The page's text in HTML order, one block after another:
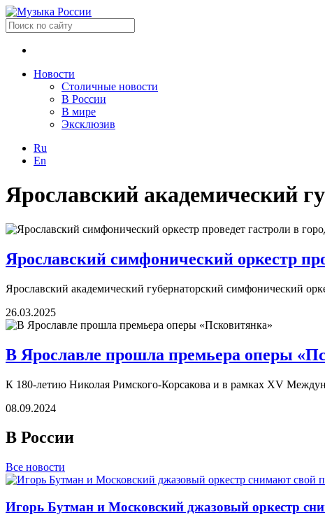
Новости
Столичные новости
В России
В мире
Эксклюзив
Ru
En
Ярославский академический
Ярославский симфонический оркестр
Ярославский академический губернаторский симфонический
26.03.2025
В Ярославле прошла премьера оперы
К 180-летию Николая Римского-Корсакова и в рамках XV
08.09.2024
В России
Все новости
Игорь Бутман и Московский джазовый оркестр